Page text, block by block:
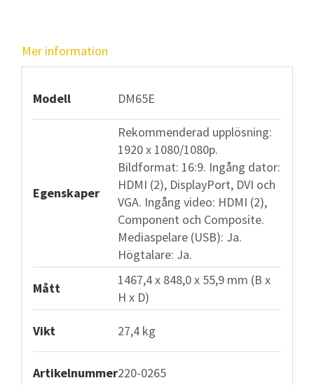
endast
Mer information
Modell DM65E
Egenskaper
Rekommenderad upplösning:
1920 x 1080/1080p.
Bildformat: 16:9. Ingång dator:
HDMI (2), DisplayPort, DVI och
VGA. Ingång video: HDMI (2),
Component och Composite.
Mediaspelare (USB): Ja.
Högtalare: Ja.
Mått
1467,4 x 848,0 x 55,9 mm (B x
H x D)
Vikt 27,4 kg
Artikelnummer220-0265